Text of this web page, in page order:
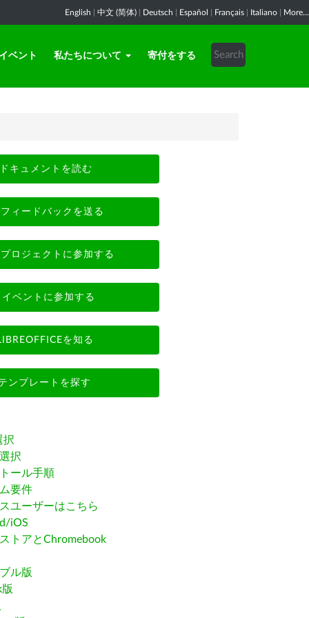
English 中文 (简体) Deutsch Español Français Italiano More...
イベント 私たちについて 寄付をする
ドキュメントを読む
フィードバックを送る
プロジェクトに参加する
イベントに参加する
を知る
ンプレートを探す
択
択
ール手順
要件
ユーザーはこちら
iOS
トアとChromebook
ル版